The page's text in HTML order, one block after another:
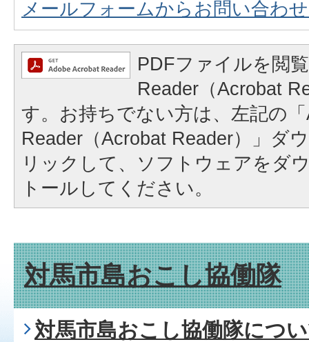
メールフォームからお問い合わ
PDFファイルを閲
Reader（Acrobat
す。お持ちでない方は、左記の
Reader（Acrobat Reader）」ダ
リックして、ソフトウェアをダ
トールしてください。
対馬市島おこし協働隊
対馬市島おこし協働隊につ